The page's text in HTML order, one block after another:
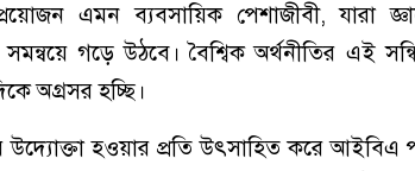
এমন ব্যবসায়িক পেশাজীবী, যারা
সমন্বয়ে গড়ে উঠবে। বৈশ্বিক অর্থনীতির এই
অগ্রসর হচ্ছি।
উদ্যোক্তা হওয়ার প্রতি উৎসাহিত করে